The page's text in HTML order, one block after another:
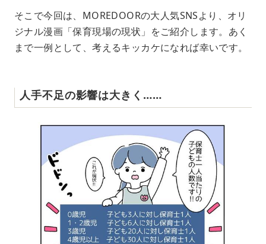
そこで今回は、MOREDOORの大人気SNSより、オリ
ジナル漫画「保育現場の現状」をご紹介します。あく
まで一例として、考えるキッカケになれば幸いです。
人手不足の影響は大きく……